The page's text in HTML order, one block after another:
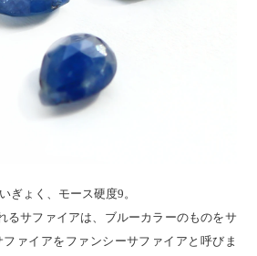
ぎょく、モース硬度9。
るサファイアは、ブルーカラーのものをサ
ァイアをファンシーサファイアと呼びま